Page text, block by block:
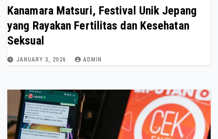
Kanamara Matsuri, Festival Unik Jepang
yang Rayakan Fertilitas dan Kesehatan
Seksual
JANUARY 3, 2026 ADMIN